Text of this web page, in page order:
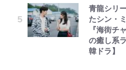
青龍シリ
たシン・
『海街チ
の癒し系
韓ドラ】